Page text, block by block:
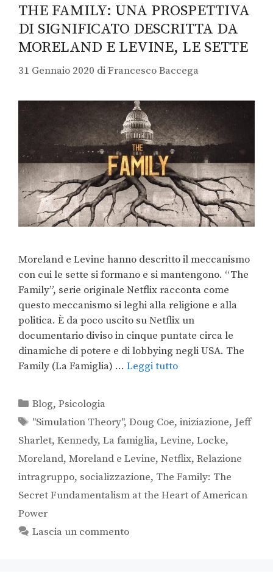
THE FAMILY: UNA PROSPETTIVA
DI SIGNIFICATO DESCRITTA DA
MORELAND E LEVINE, LE SETTE
31 Gennaio 2020 diFrancesco Baccega
Moreland e Levine hanno descritto il meccanismo
con cui le sette si formano e si mantengono. “The
Family”, serie originale Netflix racconta come
questo meccanismo si leghi alla religione e alla
politica. È da poco uscito su Netflix un
documentario diviso in cinque puntate circa le
dinamiche di potere e di lobbying negli USA. The
Family (La Famiglia) … Leggi tutto
Blog,Psicologia
"Simulation Theory",Doug Coe,iniziazione, Jeff
Sharlet, Kennedy, La famiglia, Levine, Locke,
Moreland, Moreland e Levine, Netflix, Relazione
intragruppo, socializzazione, The Family: The
Secret Fundamentalism at the Heart of American
Power
Lascia un commento